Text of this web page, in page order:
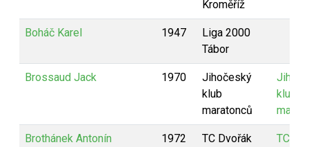
Kroměříž
Boháč Karel 1947
Liga 2000
Tábor
Brossaud Jack 1970
Jihočeský
klub
maratonců
klub
Brothánek Antonín 1972 TC Dvořák
TC